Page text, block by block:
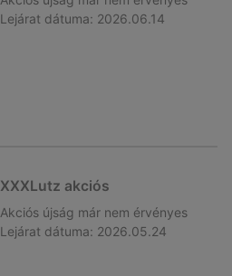
Lejárat dátuma: 2026.06.14
XXXLutz akciós
Akciós újság már nem érvényes
Lejárat dátuma: 2026.05.24